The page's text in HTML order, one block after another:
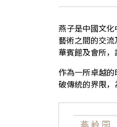
燕子是中國文
藝術之間的交
華賓館及會所，
作為一所卓越
破傳統的界限，